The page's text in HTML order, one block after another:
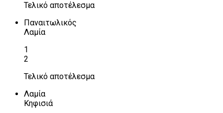
Τελικό αποτέλεσμα
Παναιτωλικός
Λαμία
1
2
Τελικό αποτέλεσμα
Λαμία
Κηφισιά